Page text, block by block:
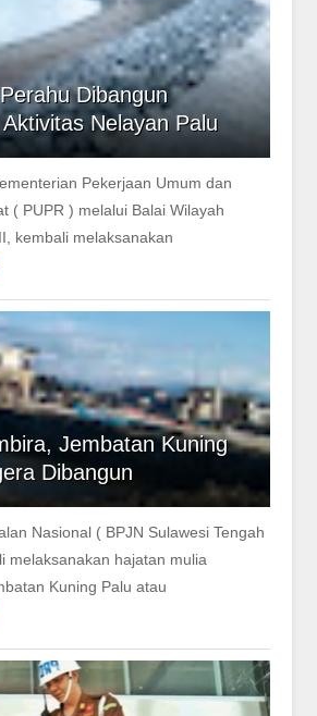
Dibangun
Nelayan Palu
Pekerjaan Umum dan
( PUPR ) melalui Balai Wilayah
kembali melaksanakan
Jembatan Kuning
Dibangun
Nasional ( BPJN Sulawesi Tengah
melaksanakan hajatan mulia
Kuning Palu atau